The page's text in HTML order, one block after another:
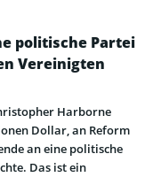
politische Partei
Vereinigten
Harborne
Dollar, an Reform
an eine politische
Das ist ein